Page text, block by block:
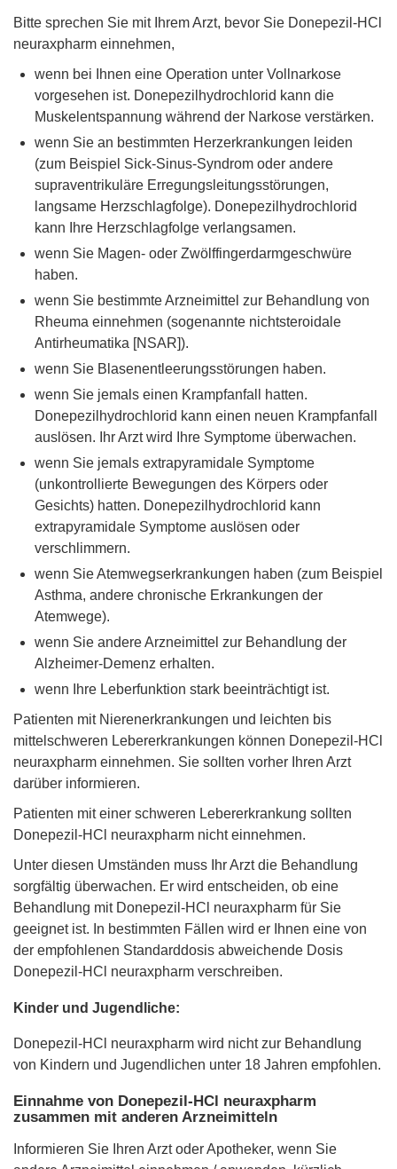
Bitte sprechen Sie mit Ihrem Arzt, bevor Sie Donepezil-HCl
neuraxpharm einnehmen,
wenn bei Ihnen eine Operation unter Vollnarkose
vorgesehen ist. Donepezilhydrochlorid kann die
Muskelentspannung während der Narkose verstärken.
wenn Sie an bestimmten Herzerkrankungen leiden
(zum Beispiel Sick-Sinus-Syndrom oder andere
supraventrikuläre Erregungsleitungsstörungen,
langsame Herzschlagfolge). Donepezilhydrochlorid
kann Ihre Herzschlagfolge verlangsamen.
wenn Sie Magen- oder Zwölffingerdarmgeschwüre
haben.
wenn Sie bestimmte Arzneimittel zur Behandlung von
Rheuma einnehmen (sogenannte nichtsteroidale
Antirheumatika [NSAR]).
wenn Sie Blasenentleerungsstörungen haben.
wenn Sie jemals einen Krampfanfall hatten.
Donepezilhydrochlorid kann einen neuen Krampfanfall
auslösen. Ihr Arzt wird Ihre Symptome überwachen.
wenn Sie jemals extrapyramidale Symptome
(unkontrollierte Bewegungen des Körpers oder
Gesichts) hatten. Donepezilhydrochlorid kann
extrapyramidale Symptome auslösen oder
verschlimmern.
wenn Sie Atemwegserkrankungen haben (zum Beispiel
Asthma, andere chronische Erkrankungen der
Atemwege).
wenn Sie andere Arzneimittel zur Behandlung der
Alzheimer-Demenz erhalten.
wenn Ihre Leberfunktion stark beeinträchtigt ist.
Patienten mit Nierenerkrankungen und leichten bis
mittelschweren Lebererkrankungen können Donepezil-HCl
neuraxpharm einnehmen. Sie sollten vorher Ihren Arzt
darüber informieren.
Patienten mit einer schweren Lebererkrankung sollten
Donepezil-HCl neuraxpharm nicht einnehmen.
Unter diesen Umständen muss Ihr Arzt die Behandlung
sorgfältig überwachen. Er wird entscheiden, ob eine
Behandlung mit Donepezil-HCl neuraxpharm für Sie
geeignet ist. In bestimmten Fällen wird er Ihnen eine von
der empfohlenen Standarddosis abweichende Dosis
Donepezil-HCl neuraxpharm verschreiben.
Kinder und Jugendliche:
Donepezil-HCl neuraxpharm wird nicht zur Behandlung
von Kindern und Jugendlichen unter 18 Jahren empfohlen.
Einnahme von Donepezil-HCl neuraxpharm
zusammen mit anderen Arzneimitteln
Informieren Sie Ihren Arzt oder Apotheker, wenn Sie